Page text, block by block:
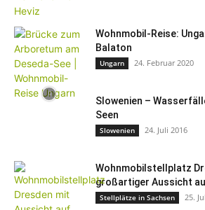
Wohnmobil-Reise:
Balaton
Ungarn 24. Februar 2020
Slowenien –
Seen
Slowenien 24. Juli 2016
Wohnmobilstellplatz
großartiger Aussicht
Stellplätze in Sachsen 25.